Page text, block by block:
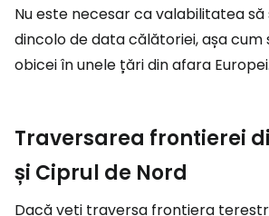
Nu este necesar ca valabilitatea
dincolo de data călătoriei, așa
obicei în unele țări din afara Europei.
Traversarea frontierei
și Ciprul de Nord
Dacă veți traversa frontiera